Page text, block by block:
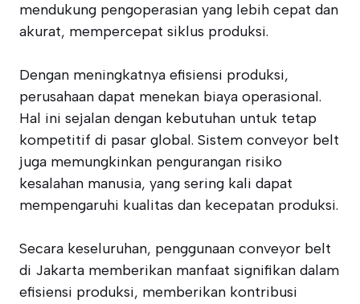
mendukung pengoperasian yang lebih cepat dan
akurat, mempercepat siklus produksi.
Dengan meningkatnya efisiensi produksi,
perusahaan dapat menekan biaya operasional.
Hal ini sejalan dengan kebutuhan untuk tetap
kompetitif di pasar global. Sistem conveyor belt
juga memungkinkan pengurangan risiko
kesalahan manusia, yang sering kali dapat
mempengaruhi kualitas dan kecepatan produksi.
Secara keseluruhan, penggunaan conveyor belt
di Jakarta memberikan manfaat signifikan dalam
efisiensi produksi, memberikan kontribusi